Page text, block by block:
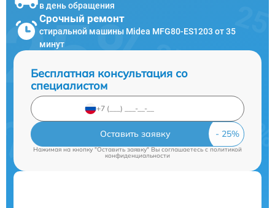
в день обращения
Срочный ремонт
стиральной машины Midea MFG80-ES1203 от 35
минут
Бесплатная консультация со
специалистом
Оставить заявку
Нажимая на кнопку "Оставить заявку" Вы соглашаетесь cполитикой
конфиденциальности